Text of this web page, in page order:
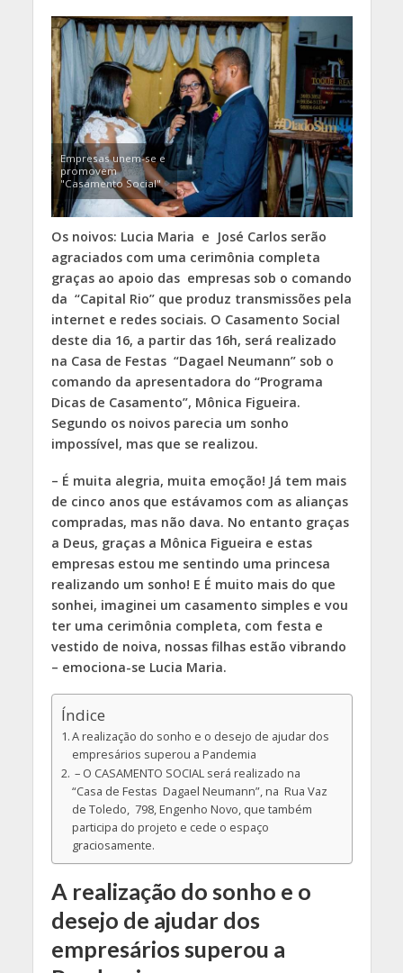
Empresas unem-se e
promovem
"Casamento Social"
Os noivos: Lucia Maria e José Carlos serão
agraciados com uma cerimônia completa
graças ao apoio das empresas sob o comando
da “Capital Rio” que produz transmissões pela
internet e redes sociais. O Casamento Social
deste dia 16, a partir das 16h, será realizado
na Casa de Festas “Dagael Neumann” sob o
comando da apresentadora do “Programa
Dicas de Casamento”, Mônica Figueira.
Segundo os noivos parecia um sonho
impossível, mas que se realizou.
– É muita alegria, muita emoção! Já tem mais
de cinco anos que estávamos com as alianças
compradas, mas não dava. No entanto graças
a Deus, graças a Mônica Figueira e estas
empresas estou me sentindo uma princesa
realizando um sonho! E É muito mais do que
sonhei, imaginei um casamento simples e vou
ter uma cerimônia completa, com festa e
vestido de noiva, nossas filhas estão vibrando
– emociona-se Lucia Maria.
Índice
A realização do sonho e o desejo de ajudar dos
empresários superou a Pandemia
– O CASAMENTO SOCIAL será realizado na
“Casa de Festas Dagael Neumann”, na Rua Vaz
de Toledo, 798, Engenho Novo, que também
participa do projeto e cede o espaço
graciosamente.
A realização do sonho e o
desejo de ajudar dos
empresários superou a